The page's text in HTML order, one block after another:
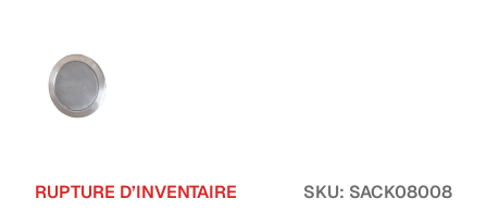
RUPTURE D’INVENTAIRE SKU: SACK08008